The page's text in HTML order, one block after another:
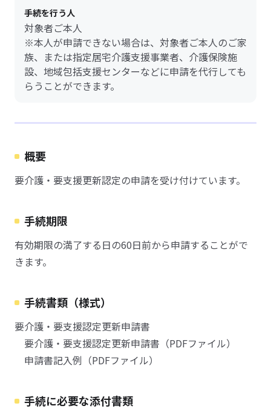
手続を行う人
対象者ご本人
※本人が申請できない場合は、対象者ご本人のご家
族、または指定居宅介護支援事業者、介護保険施
設、地域包括支援センターなどに申請を代行しても
らうことができます。
概要
要介護・要支援更新認定の申請を受け付けています。
手続期限
有効期限の満了する日の60日前から申請することがで
きます。
手続書類（様式）
要介護・要支援認定更新申請書
要介護・要支援認定更新申請書（PDFファイル）
申請書記入例（PDFファイル）
手続に必要な添付書類